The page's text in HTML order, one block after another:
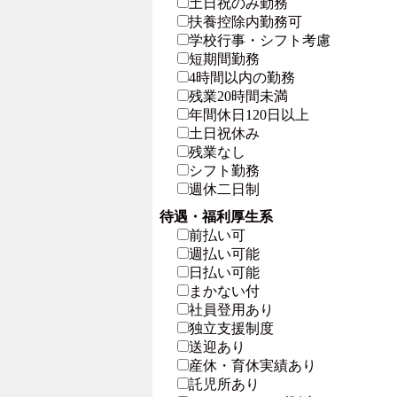
土日祝のみ勤務
扶養控除内勤務可
学校行事・シフト考慮
短期間勤務
4時間以内の勤務
残業20時間未満
年間休日120日以上
土日祝休み
残業なし
シフト勤務
週休二日制
待遇・福利厚生系
前払い可
週払い可能
日払い可能
まかない付
社員登用あり
独立支援制度
送迎あり
産休・育休実績あり
託児所あり